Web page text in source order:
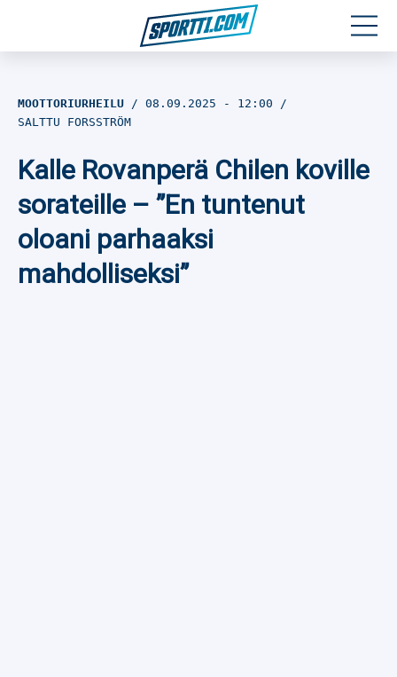
Jalkapallo
Yleisurheilu
Talviurheilu
MOOTTORIURHEILU 08.09.2025 - 12:00
SALTTU FORSSTRÖM
Kalle Rovanperä Chilen koville
sorateille – ”En tuntenut
oloani parhaaksi
mahdolliseksi”